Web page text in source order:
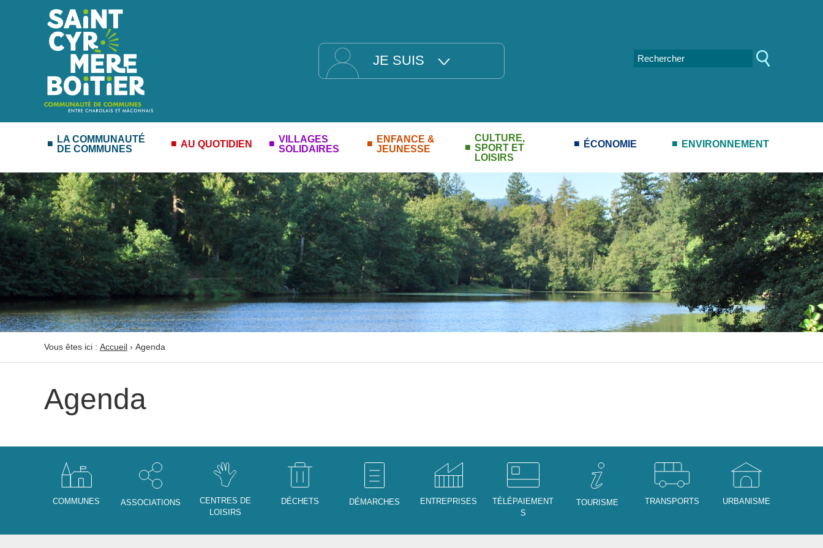
JE SUIS
LA COMMUNAUTÉ
DE COMMUNES
AU QUOTIDIEN
VILLAGES
SOLIDAIRES
ENFANCE &
JEUNESSE
CULTURE,
SPORT ET
LOISIRS
ÉCONOMIE ENVIRONNEMENT
Vous êtes ici : Accueil › Agenda
Agenda
COMMUNES ASSOCIATIONS
CENTRES DE
LOISIRS
DÉCHETS DÉMARCHES ENTREPRISES
TÉLÉPAIEMENT
S
TOURISME TRANSPORTS URBANISME